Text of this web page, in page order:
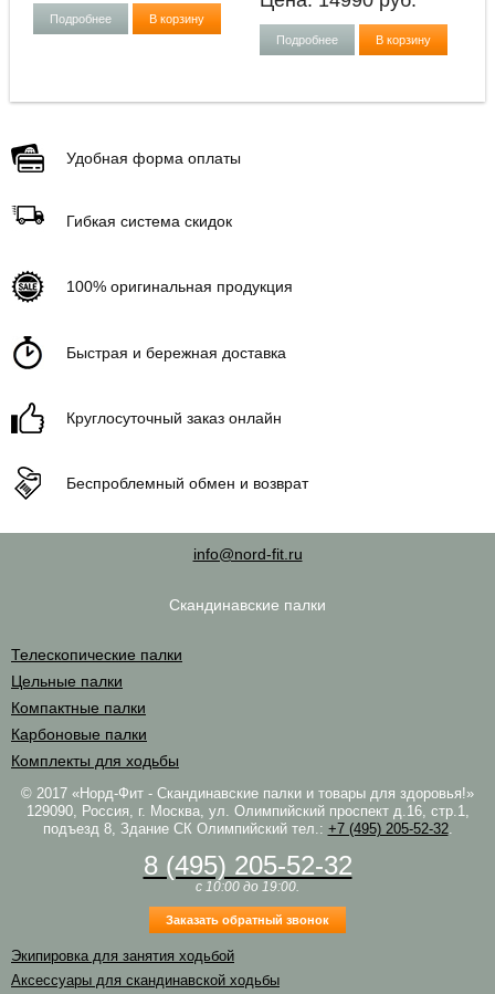
Подробнее В корзину
Подробнее В корзину
Удобная форма оплаты
Гибкая система скидок
100% оригинальная продукция
Быстрая и бережная доставка
Круглосуточный заказ онлайн
Беспроблемный обмен и возврат
info@nord-fit.ru
Скандинавские палки
Телескопические палки
Цельные палки
Компактные палки
Карбоновые палки
Комплекты для ходьбы
© 2017 «Норд-Фит - Скандинавские палки и товары для здоровья!»
129090, Россия, г. Москва, ул. Олимпийский проспект д.16, стр.1,
подъезд 8, Здание СК Олимпийский тел.: +7 (495) 205-52-32.
8 (495) 205-52-32
c 10:00 до 19:00.
Заказать обратный звонок
Экипировка для занятия ходьбой
Аксессуары для скандинавской ходьбы